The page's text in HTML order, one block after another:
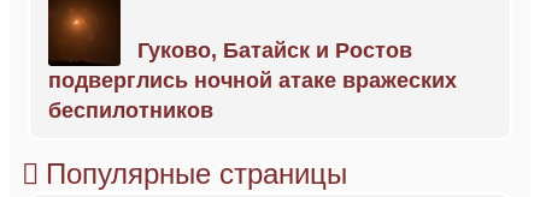
Гуково, Батайск и Ростов
подверглись ночной атаке вражеских
беспилотников
Популярные страницы